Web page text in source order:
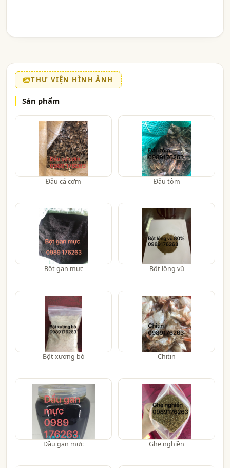
THƯ VIỆN HÌNH ẢNH
Sản phẩm
Đầu cá cơm Đầu tôm
Bột gan mực Bột lông vũ
Bột xương bò Chitin
Dầu gan mực Ghẹ nghiền